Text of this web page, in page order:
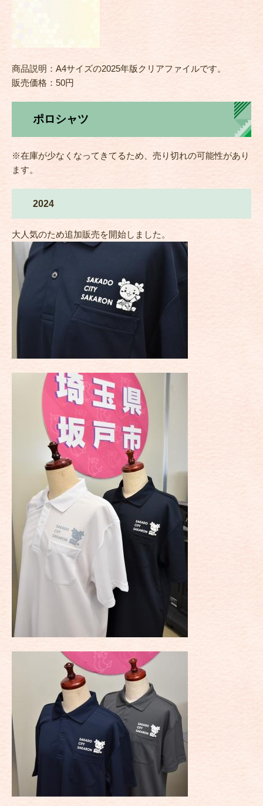
商品説明：A4サイズの2025年版クリアファイルです。
販売価格：50円
ポロシャツ
※在庫が少なくなってきてるため、売り切れの可能性があり
ます。
2024
大人気のため追加販売を開始しました。